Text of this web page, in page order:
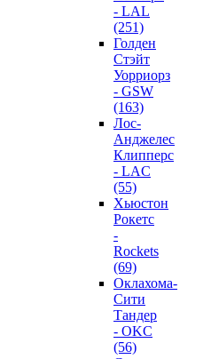
- LAL
(251)
Голден
Стэйт
Уорриорз
- GSW
(163)
Лос-
Анджелес
Клипперс
- LAC
(55)
Хьюстон
Рокетс
-
Rockets
(69)
Оклахома-
Сити
Тандер
- OKC
(56)